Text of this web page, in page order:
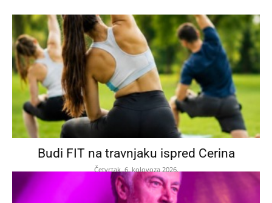
Budi FIT na travnjaku ispred Cerina
Četvrtak, 6. kolovoza 2026.